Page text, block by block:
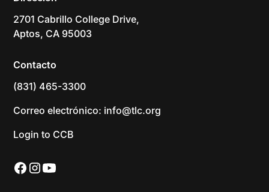
2701 Cabrillo College Drive,
Aptos, CA 95003
Contacto
(831) 465-3300
Correo electrónico: info@tlc.org
Login to CCB